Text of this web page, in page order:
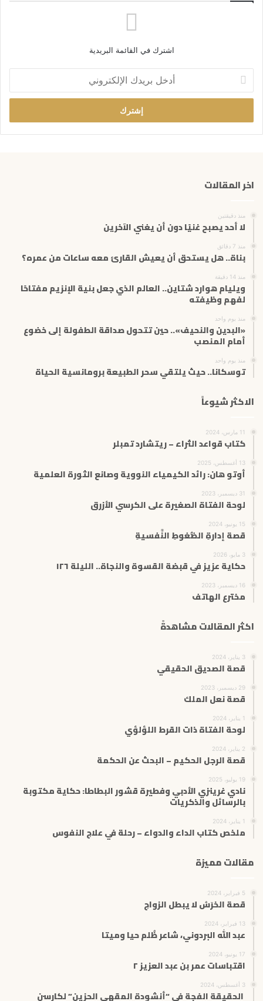
اشترك في القائمة البريدية
خ
ب
ر
ا
ت
اخر المقالات
منذ دقيقتين
لا أحد يصبح غنيًا دون أن يغني الآخرين
منذ 7 دقائق
بناة.. هل يستحق أن يعيش القارئ معه ساعات من عمره؟
منذ 14 دقيقة
ويليام هوارد شتاين.. العالم الذي جعل بنية الإنزيم مفتاحًا
لفهم وظيفته
منذ يوم واحد
«البدين والنحيف».. حين تتحول صداقة الطفولة إلى خضوع
أمام المنصب
منذ يوم واحد
توسكانا.. حيث يلتقي سحر الطبيعة برومانسية الحياة
الاكثر شيوعاً
11 مارس، 2024
كتاب قواعد الثراء – ريتشارد تمبلر
13 أغسطس، 2025
أوتو هان: رائد الكيمياء النووية وصانع الثورة العلمية
31 ديسمبر، 2023
لوحة الفتاة الصغيرة على الكرسي الأزرق
15 يونيو، 2024
قصة إدارةِ الضُّغوطِ النَّفسيةِ
3 مايو، 2026
حكاية عزيز في قبضة القسوة والنجاة.. الليلة ١٢٦
16 ديسمبر، 2023
مخترع الهاتف
اكثر المقالات مشاهدةً
3 يناير، 2024
قصة الصديق الحقيقي
29 ديسمبر، 2023
قصة نعل الملك
1 يناير، 2024
لوحة الفتاة ذات القرط اللؤلؤي
2 يناير، 2024
قصة الرجل الحكيم – البحث عن الحكمة
19 يوليو، 2025
نادي غرينزي الأدبي وفطيرة قشور البطاطا: حكاية مكتوبة
بالرسائل والذكريات
1 يناير، 2024
ملخص كتاب الداء والدواء – رحلة في علاج النفوس
مقالات مميزة
5 فبراير، 2024
قصة الخرَسُ لا يبطل الزواج
13 فبراير، 2024
عبد الله البردوني، شاعر ظُلم حيا وميتا
17 يونيو، 2024
اقتباسات عمر بن عبد العزيز ٢
3 أغسطس، 2024
الحقيقة الفجة في “أنشودة المقهى الحزين” لكارسن